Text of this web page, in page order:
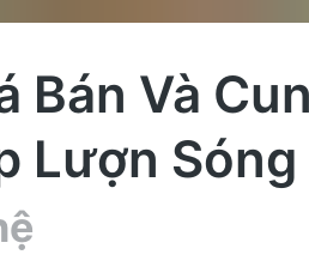
Bán Và
Lượn